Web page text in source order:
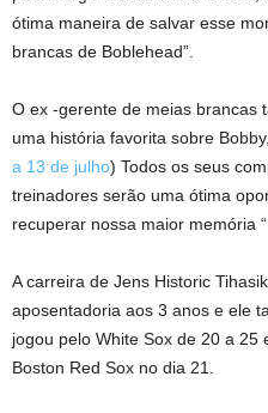
ótima maneira de salvar esse
brancas de Boblehead”.
O ex -gerente de meias brancas
uma história favorita sobre
a 13 de julho) Todos os seus
treinadores serão uma ótima
recuperar nossa maior memória “
A carreira de Jens Historic
aposentadoria aos 3 anos e ele
jogou pelo White Sox de 20 a
Boston Red Sox no dia 21.